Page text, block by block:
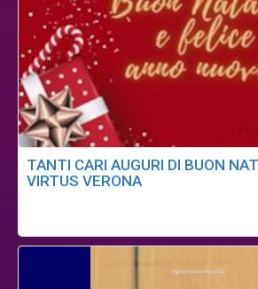
TANTI CARI AUGURI DI BUON
VIRTUS VERONA